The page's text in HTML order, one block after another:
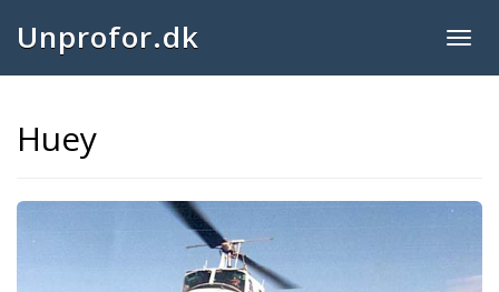
Unprofor.dk
Huey